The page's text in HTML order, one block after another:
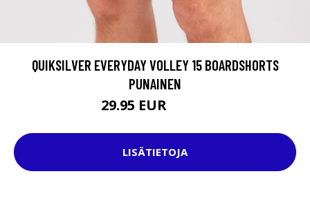
QUIKSILVER EVERYDAY VOLLEY 15 BOARDSHORTS
PUNAINEN
29.95 EUR
LISÄTIETOJA